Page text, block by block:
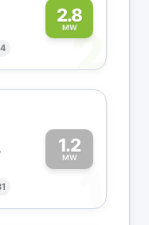
2.8
MW2
1.2
MW
1